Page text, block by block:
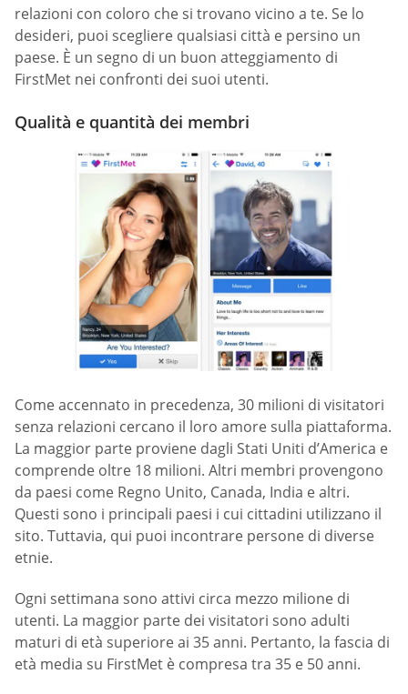
relazioni con coloro che si trovano vicino a te. Se lo
desideri, puoi scegliere qualsiasi città e persino un
paese. È un segno di un buon atteggiamento di
FirstMet nei confronti dei suoi utenti.
Qualità e quantità dei membri
Come accennato in precedenza, 30 milioni di visitatori
senza relazioni cercano il loro amore sulla piattaforma.
La maggior parte proviene dagli Stati Uniti d’America e
comprende oltre 18 milioni. Altri membri provengono
da paesi come Regno Unito, Canada, India e altri.
Questi sono i principali paesi i cui cittadini utilizzano il
sito. Tuttavia, qui puoi incontrare persone di diverse
etnie.
Ogni settimana sono attivi circa mezzo milione di
utenti. La maggior parte dei visitatori sono adulti
maturi di età superiore ai 35 anni. Pertanto, la fascia di
età media su FirstMet è compresa tra 35 e 50 anni.